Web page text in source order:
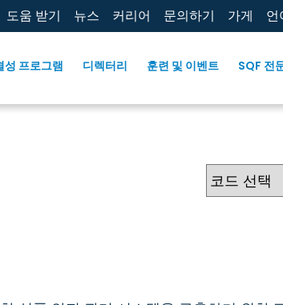
도움 받기 뉴스 커리어 문의하기 가게 언
성 프로그램 디렉터리 훈련 및 이벤트 SQF 전